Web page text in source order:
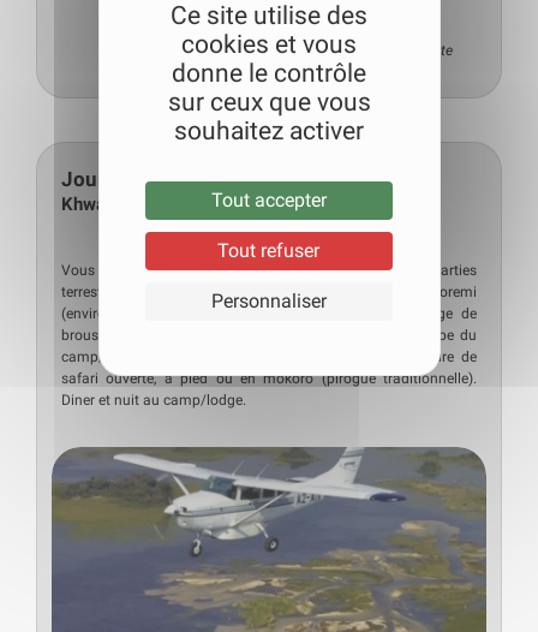
Ce site utilise des
cookies et vous
donne le contrôle
sur ceux que vous
souhaitez activer
Tout accepter
Tout refuser
Personnaliser
Pension complète
Jour 6
Khwai
Vous quittez Savuti en avion-taxi pour rejoindre les parties
terrestres du Delta de l’Okavango : la région de Khwai-Moremi
(environ 40 minutes de vol). Sur la piste d’atterrissage de
brousse, vous êtes accueillis et pris en charge par l’équipe du
camp/lodge. Installation puis première activité en voiture de
safari ouverte, à pied ou en mokoro (pirogue traditionnelle).
Diner et nuit au camp/lodge.